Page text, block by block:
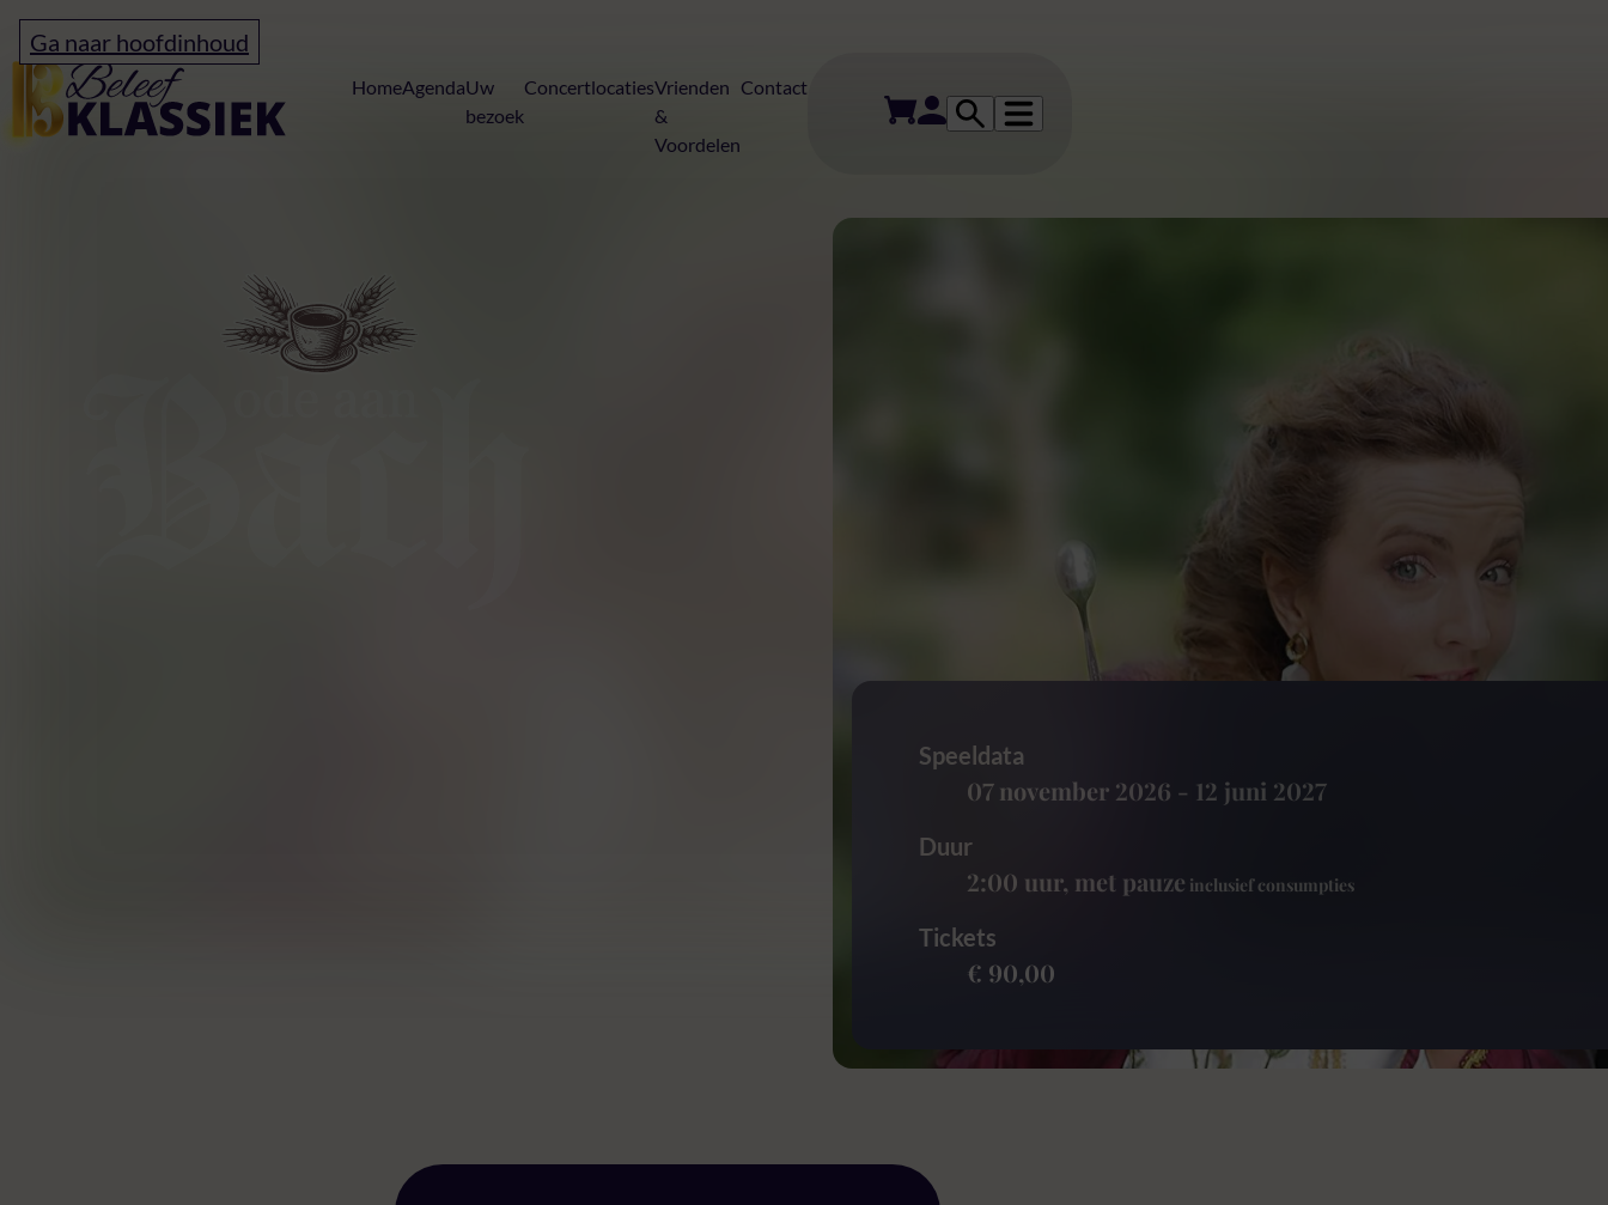
Ga naar hoofdinhoud
HomeAgendaUw
bezoek
ConcertlocatiesVrienden
&
Voordelen
Contact
Ode aan Bach
Speeldata
07 november 2026 - 12 juni 2027
Duur
2:00 uur, met pauze inclusief consumpties
Tickets
€ 90,00